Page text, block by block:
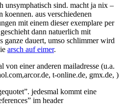
unsymphatisch sind. macht ja nix –
koennen. aus verschiedenen
mit einem dieser exemplare per
dann natuerlich mit
ganze dauert, umso schlimmer wird
arsch auf eimer.
von einer anderen mailadresse (u.a.
t-online.de, gmx.de, )
jedesmal kommt eine
im header